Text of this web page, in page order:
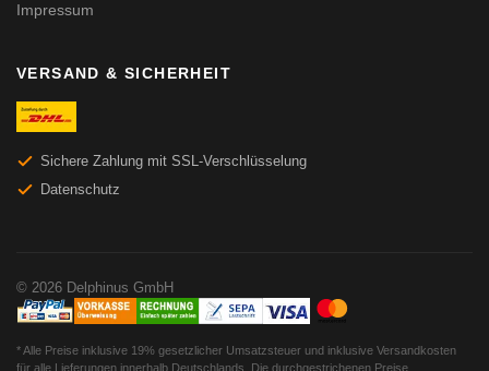
Impressum
VERSAND & SICHERHEIT
Sichere Zahlung mit SSL-Verschlüsselung
Datenschutz
© 2026 Delphinus GmbH
* Alle Preise inklusive 19% gesetzlicher Umsatzsteuer und inklusive Versandkosten
für alle Lieferungen innerhalb Deutschlands. Die durchgestrichenen Preise